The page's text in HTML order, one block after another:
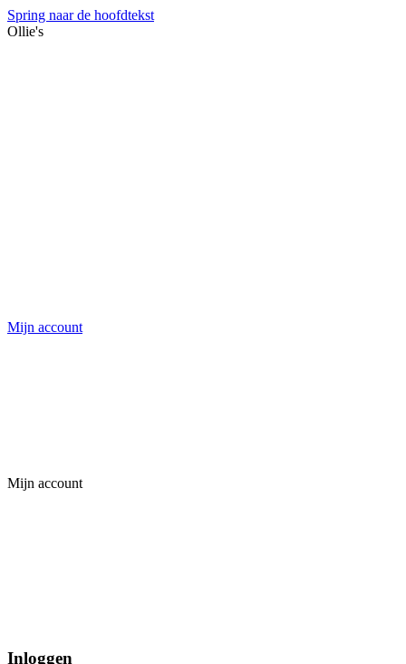
Spring naar de hoofdtekst
Ollie's
Mijn account
Mijn account
Inloggen